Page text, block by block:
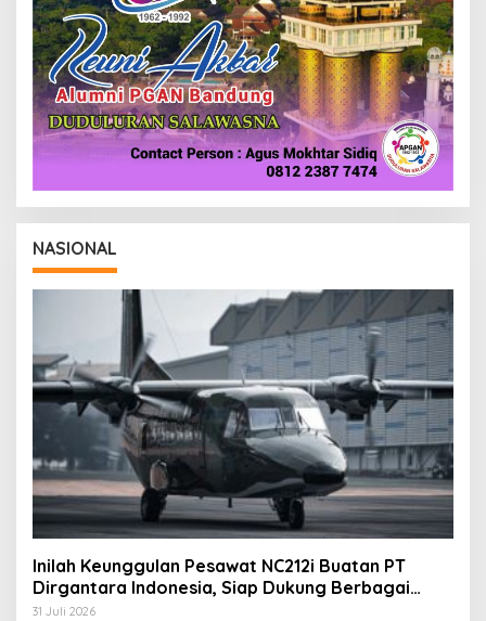
NASIONAL
Inilah Keunggulan Pesawat NC212i Buatan PT
Dirgantara Indonesia, Siap Dukung Berbagai
Operasi TNI
31 Juli 2026